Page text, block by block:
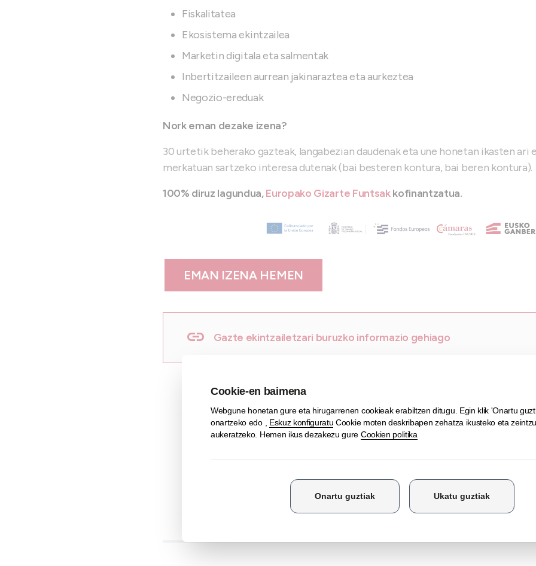
Fiskalitatea
Ekosistema ekintzailea
Marketin digitala eta salmentak
Inbertitzaileen aurrean jakinaraztea eta aurkeztea
Negozio-ereduak
Nork eman dezake izena?
30 urtetik beherako gazteak, langabezian daudenak eta une honetan ikasten ari
merkatuan sartzeko interesa dutenak (bai besteren kontura, bai beren kontura).
100% diruz lagundua,Europako Gizarte Funtsakkofinantzatua.
EMAN IZENA HEMEN
Gazte ekintzailetzari buruzko informazio gehiago
Partekatu